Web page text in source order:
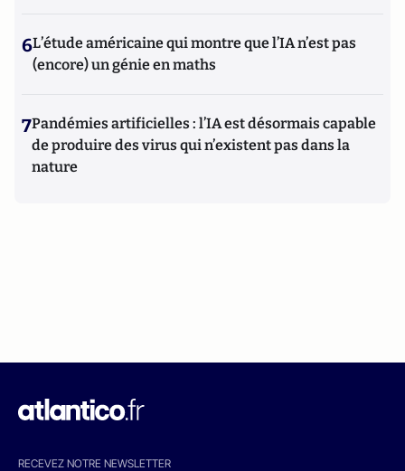
6L’étude américaine qui montre que l’IA n’est pas
(encore) un génie en maths
7Pandémies artificielles : l’IA est désormais capable
de produire des virus qui n’existent pas dans la
nature
RECEVEZ NOTRE NEWSLETTER